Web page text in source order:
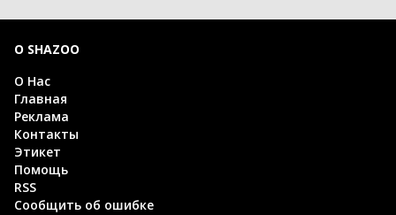
О SHAZOO
О Нас
Главная
Реклама
Контакты
Этикет
Помощь
RSS
Сообщить об ошибке